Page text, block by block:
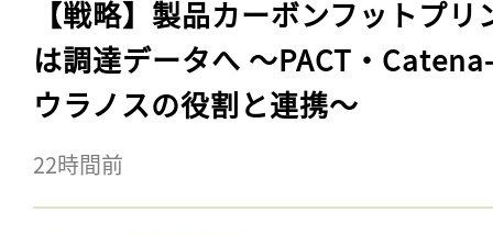
【戦略】製品カーボンフットプリ
は調達データへ 〜PACT・
ウラノスの役割と連携〜
22時間前